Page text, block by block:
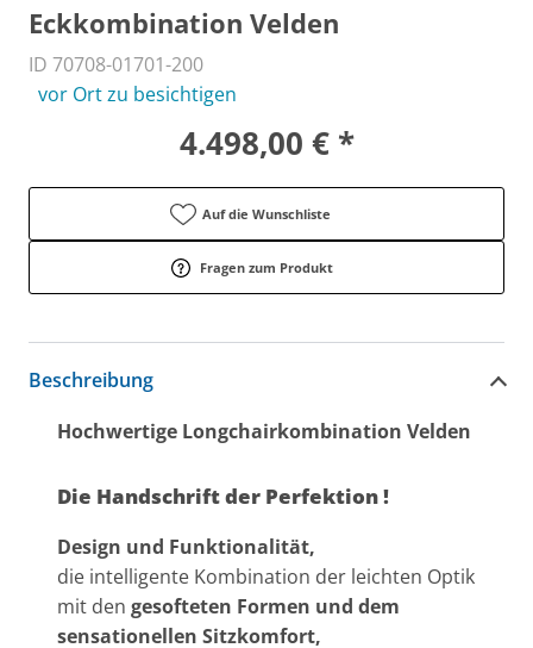
Eckkombination Velden
ID 70708-01701-200
vor Ort zu besichtigen
4.498,00 € *
Auf die Wunschliste
Fragen zum Produkt
Beschreibung
Hochwertige Longchairkombination Velden
Die Handschrift der Perfektion !
Design und Funktionalität,
die intelligente Kombination der leichten Optik
mit den gesofteten Formen und dem
sensationellen Sitzkomfort,